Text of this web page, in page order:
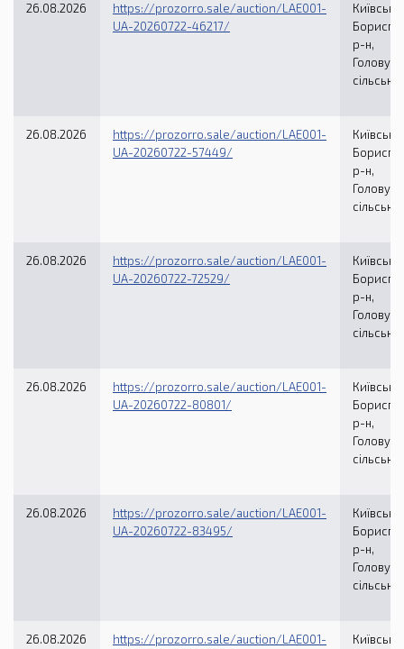
26.08.2026
https://prozorro.sale/auction/LAE001-
UA-20260722-46217/
р-н,
26.08.2026
https://prozorro.sale/auction/LAE001-
UA-20260722-57449/
р-н,
26.08.2026
https://prozorro.sale/auction/LAE001-
UA-20260722-72529/
р-н,
26.08.2026
https://prozorro.sale/auction/LAE001-
UA-20260722-80801/
р-н,
26.08.2026
https://prozorro.sale/auction/LAE001-
UA-20260722-83495/
р-н,
26.08.2026
https://prozorro.sale/auction/LAE001-